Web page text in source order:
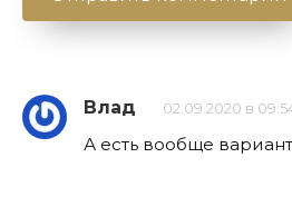
Влад 02.09.2020 в
А есть вообще